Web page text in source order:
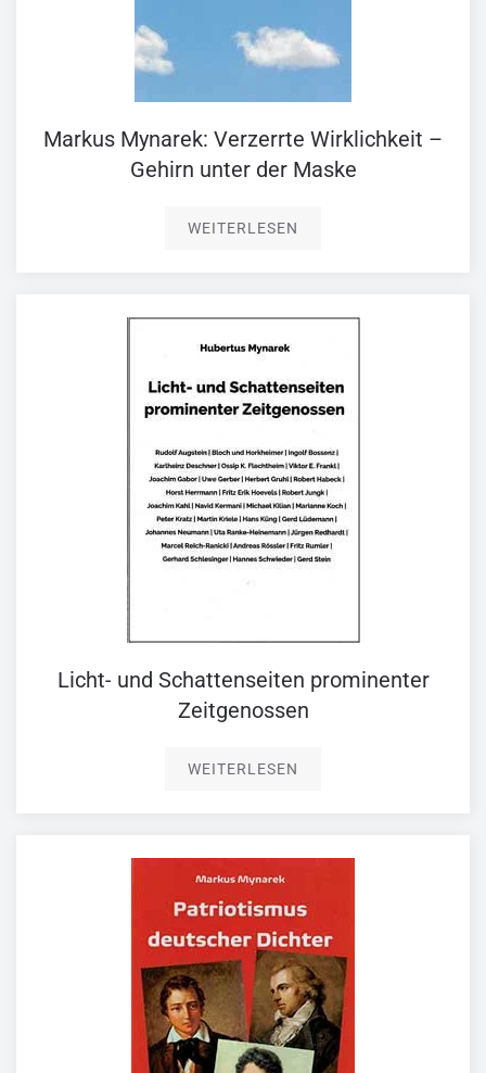
Markus Mynarek: Verzerrte Wirklichkeit –
Gehirn unter der Maske
WEITERLESEN
Licht- und Schattenseiten prominenter
Zeitgenossen
WEITERLESEN